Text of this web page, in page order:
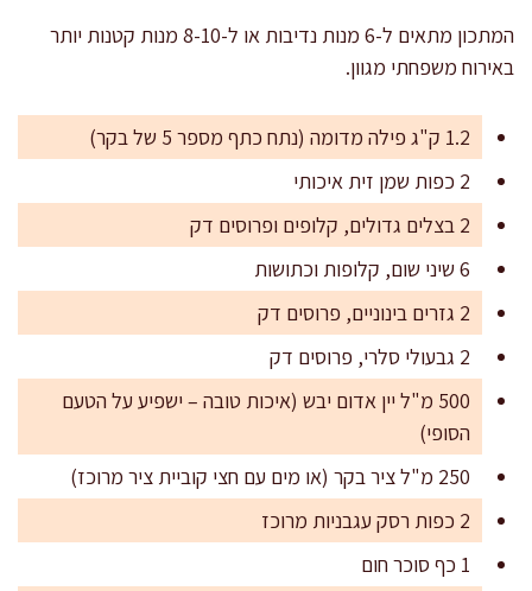
המתכון מתאים ל-6 מנות נדיבות או ל-8-10 מנות קטנות יותר
באירוח משפחתי מגוון.
1.2 ק"ג פילה מדומה (נתח כתף מספר 5 של בקר)
2 כפות שמן זית איכותי
2 בצלים גדולים, קלופים ופרוסים דק
6 שיני שום, קלופות וכתושות
2 גזרים בינוניים, פרוסים דק
2 גבעולי סלרי, פרוסים דק
500 מ"ל יין אדום יבש (איכות טובה – ישפיע על הטעם
הסופי)
250 מ"ל ציר בקר (או מים עם חצי קוביית ציר מרוכז)
2 כפות רסק עגבניות מרוכז
1 כף סוכר חום